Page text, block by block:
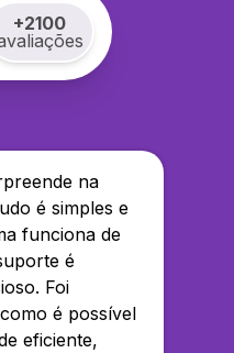
+2100
na
é simples e
funciona de
é
Foi
é possível
eficiente,